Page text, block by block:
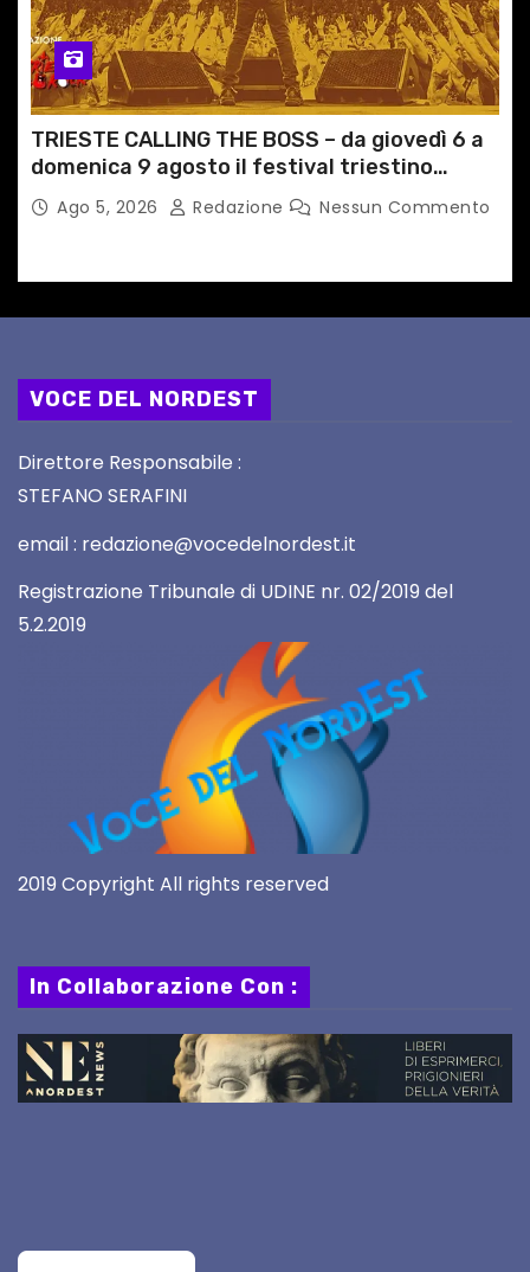
TRIESTE CALLING THE BOSS – da giovedì 6 a
domenica 9 agosto il festival triestino
dedicato a Springsteen
Ago 5, 2026 Redazione Nessun Commento
VOCE DEL NORDEST
Direttore Responsabile :
STEFANO SERAFINI
email : redazione@vocedelnordest.it
Registrazione Tribunale di UDINE nr. 02/2019 del
5.2.2019
2019 Copyright All rights reserved
In Collaborazione Con :